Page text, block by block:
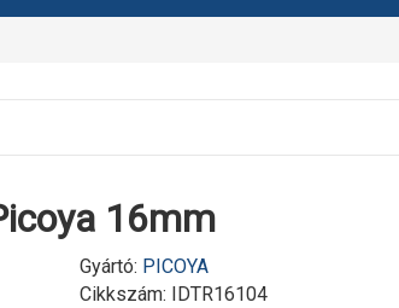
16mm
Gyártó: PICOYA
Cikkszám:
IDTR16104